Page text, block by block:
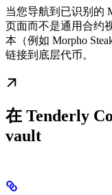
当您导航到已识别的
页面而不是通用合约
本（例如 Morpho
链接到底层代币。
在 Tenderly
vault